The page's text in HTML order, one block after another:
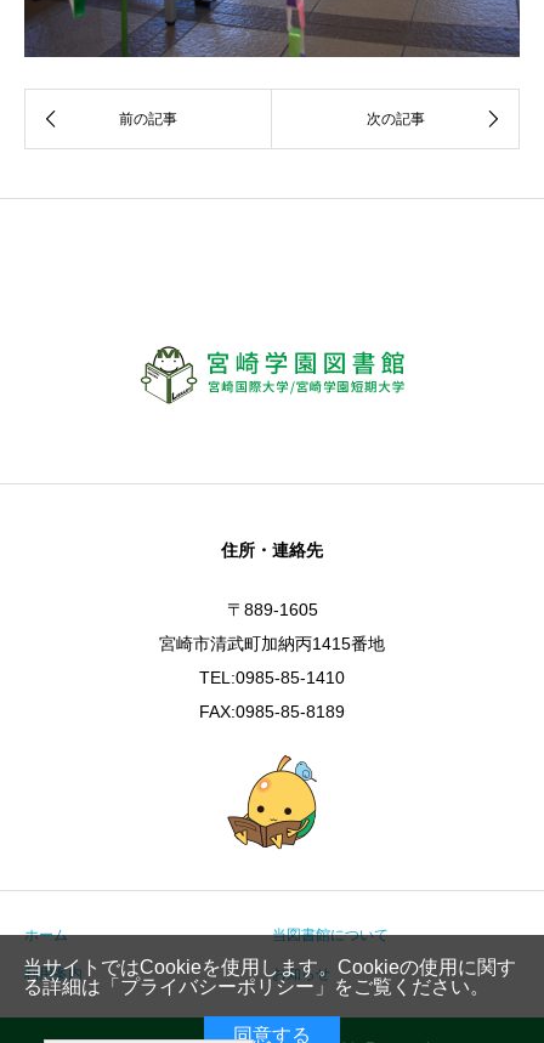
当サイトではCookieを使用します。Cookieの使用に関す
る詳細は「 プライバシーポリシー 」をご覧ください。
同意する
住所・連絡先
〒889-1605
宮崎市清武町加納丙1415番地
TEL:0985-85-1410
FAX:0985-85-8189
ホーム 当図書館について
利用案内 お知らせ